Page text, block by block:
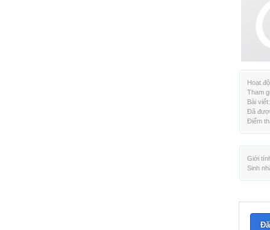
Hoạt
Tham
Bài viết:
Đã
Điểm
Giới
Sinh